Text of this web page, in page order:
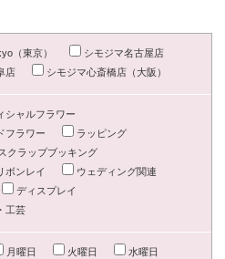
（東京）
シモジマ名古屋店
店
シモジマ心斎橋店（大阪）
シャルフラワー
フラワー
ラッピング
クラップブッキング
ボンレイ
ウェディング関連
ディスプレイ
工芸
月曜日 火曜日
水曜日